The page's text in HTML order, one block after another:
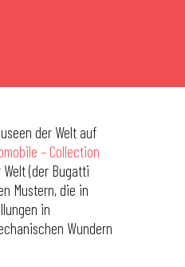
der Welt auf
– Collection
(der Bugatti
Mustern, die in
in
Wundern